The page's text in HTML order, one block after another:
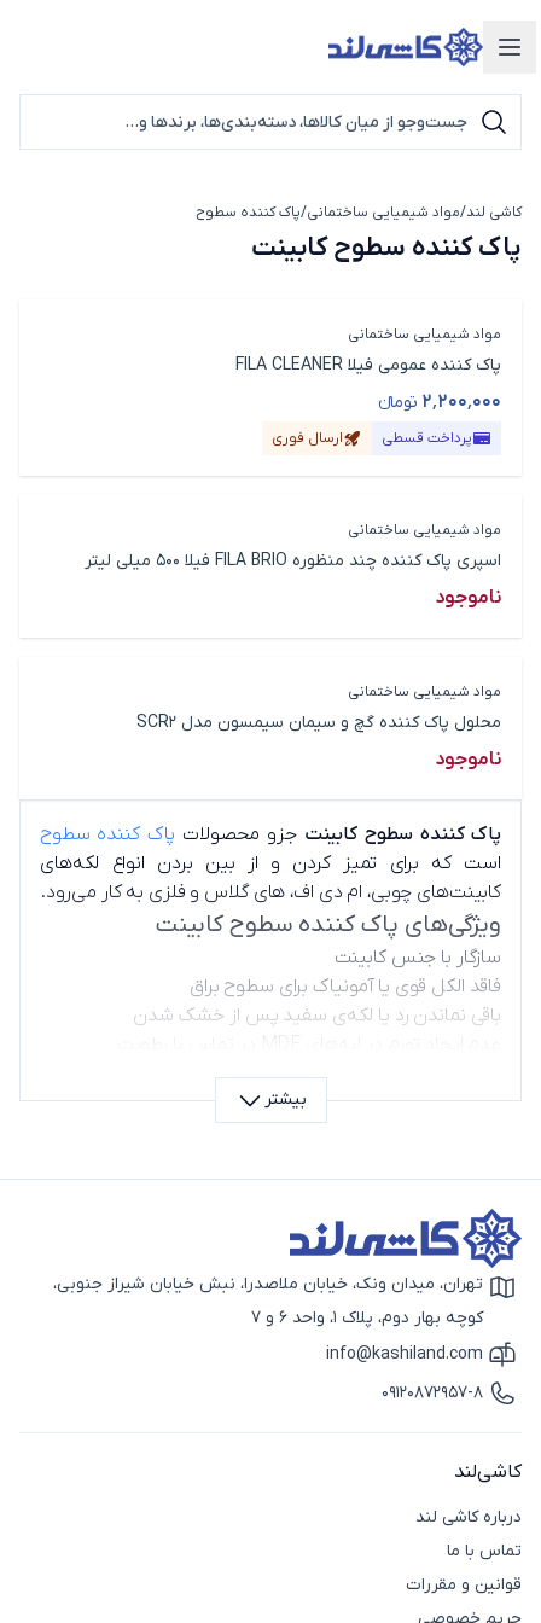
دسته‌بندی محصولات
کاشی لند/مواد شیمیایی ساختمانی/پاک کننده سطوح
پاک کننده سطوح کابینت
مواد شیمیایی ساختمانی
پاک کننده عمومی فیلا FILA CLEANER
۲٬۲۰۰٬۰۰۰ تومانء
قیمت محصول
پرداخت قسطی ارسال فوری
مواد شیمیایی ساختمانی
اسپری پاک کننده چند منظوره FILA BRIO فیلا 500 میلی لیتر
ناموجود
مواد شیمیایی ساختمانی
محلول پاک کننده گچ و سیمان سیمسون مدل SCR2
ناموجود
بیشتر
پاک کننده سطوح کابینت جزو محصولات پاک کننده سطوح
است که برای تمیز کردن و از بین بردن انواع لکه‌های
کابینت‌های چوبی، ام دی اف، های گلاس و فلزی به کار می‌رود.
ویژگی‌های پاک کننده سطوح کابینت
سازگار با جنس کابینت
فاقد الکل قوی یا آمونیاک برای سطوح براق
باقی نماندن رد یا لکه‌ی سفید پس از خشک شدن
قدرت چربی‌زدایی واقعی (مناسب کابینت‌های نزدیک گاز)
استفاده از تمیزکننده‌های مخصوص سطوح براق برای
انواع تمیز کننده کابینت
اسپری پاک کننده مخصوص کابینت ام دی اف (MDF)
به همین دلیل باید از محصولاتی استفاده کرد که به آبکشی
نیاز ندارند. همچنین فقط باید روی دستمال میکروفایبر (عدم
آیکون نقشه
تهران، میدان ونک، خیابان ملاصدرا، نبش خیابان شیراز جنوبی،
کوچه بهار دوم، پلاک 1، واحد 6 و 7
آیکون ایمیل
info@kashiland.com
آیکون تماس
09120872957-8
کاشی‌لند
درباره کاشی لند
تماس با ما
قوانین و مقررات